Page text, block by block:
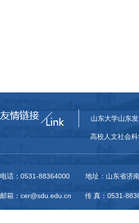
山东大学山东
高校人文社会
电话：0531-88364000 地址：山东省济南
邮箱：cer@sdu.edu.cn 传 真：0531-